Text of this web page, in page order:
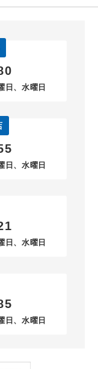
日、水曜日
日、水曜日
日、水曜日
日、水曜日